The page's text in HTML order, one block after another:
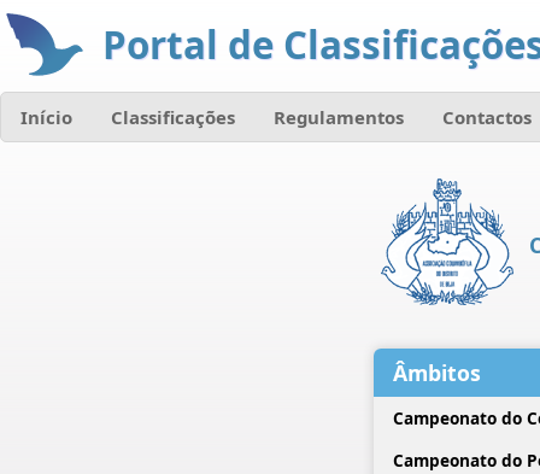
Portal de
Início Classificações Regulamentos Contactos
Âmbitos
Campeonato do
Campeonato do